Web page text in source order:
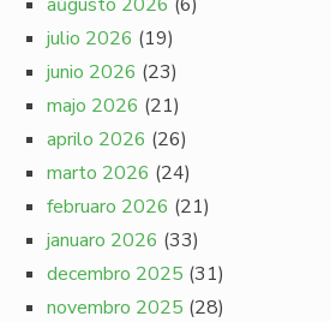
julio 2026 (19)
junio 2026 (23)
majo 2026 (21)
aprilo 2026 (26)
marto 2026 (24)
februaro 2026 (21)
januaro 2026 (33)
decembro 2025 (31)
novembro 2025 (28)